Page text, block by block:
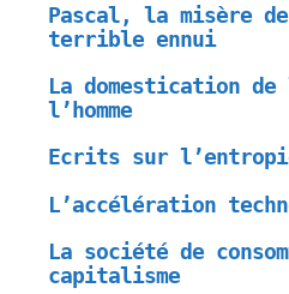
Pascal, la misère de
terrible ennui
La domestication de
l’homme
Ecrits sur
L’accélération
La société de
capitalisme